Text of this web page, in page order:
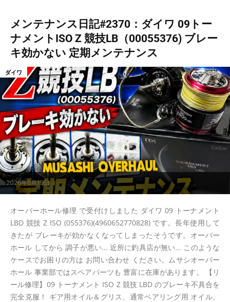
メンテナンス日記#2370：ダイワ 09トー
ナメントISO Z 競技LB（00055376) ブレー
キ効かない 定期メンテナンス
2026年6月19日
ダイワ
オーバーホール修理 で受付けしました ダイワ 09 トーナメント
LBD 競技 Z ISO (055376)(4960652770828) です。長年使用して
きたが ブレーキが効かなくなってしまったそうです。オーバー
ホール してから 調子が悪い... 近所に釣具店が無い... このような
ケースでお困りの方は お問い合わせ ください。ムサシオーバー
ホール 事業部ではスペアパーツも 豊富に在庫があります。 【リ
ール修理】09 トーナメント ISO Z 競技 LBD のブレーキ不具合を
完全克服！ ギア用オイル＆グリス、通常ベアリング用 オイル、